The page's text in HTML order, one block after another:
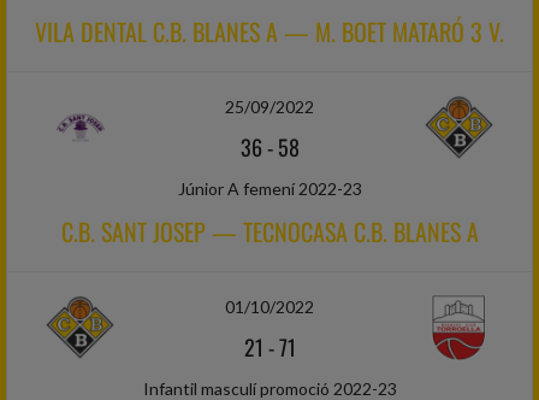
VILA DENTAL C.B. BLANES A — M. BOET MATARÓ 3 V.
25/09/2022
36-58
Júnior A femení 2022-23
C.B. SANT JOSEP — TECNOCASA C.B. BLANES A
01/10/2022
21 -71
Infantil masculí promoció 2022-23